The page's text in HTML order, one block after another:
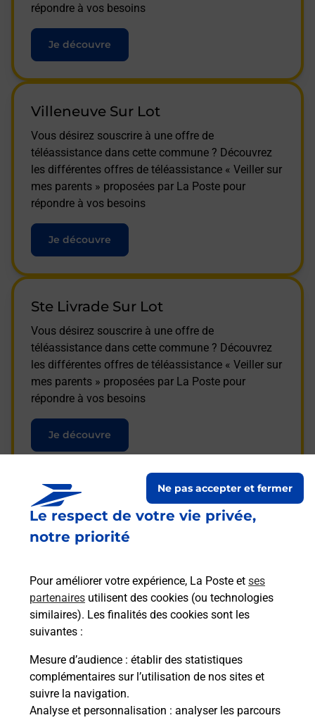
Le respect de votre vie privée,
notre priorité
Pour améliorer votre expérience, La Poste et ses
partenaires utilisent des cookies (ou technologies
similaires). Les finalités des cookies sont les
suivantes :
Mesure d’audience : établir des statistiques
complémentaires sur l’utilisation de nos sites et
suivre la navigation.
Analyse et personnalisation : analyser les parcours
Ne pas accepter et fermer
répondre à vos besoins
Je découvre
Villeneuve Sur Lot
Vous désirez souscrire à une offre de
téléassistance dans cette commune ? Découvrez
les différentes offres de téléassistance « Veiller sur
mes parents » proposées par La Poste pour
répondre à vos besoins
Je découvre
Ste Livrade Sur Lot
Vous désirez souscrire à une offre de
téléassistance dans cette commune ? Découvrez
les différentes offres de téléassistance « Veiller sur
mes parents » proposées par La Poste pour
répondre à vos besoins
Je découvre
Questions fréquemment
posées
La téléassistance classique avec
médaillon d’alarme qu’est ce que
c’est ?
Comment fonctionne la
téléassistance classique ?